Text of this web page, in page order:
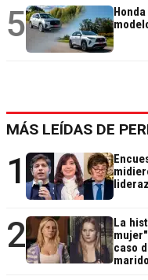
5
MÁS LEÍDAS DE
1
2
La
caso
marido